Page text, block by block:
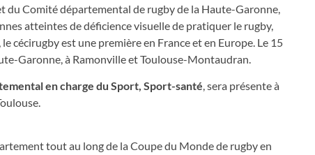
du Comité départemental de rugby de la Haute-Garonne,
atteintes de déficience visuelle de pratiquer le rugby,
cécirugby est une première en France et en Europe. Le 15
Garonne, à Ramonville et Toulouse-Montaudran.
en charge du Sport, Sport-santé, sera présente à
tout au long de la Coupe du Monde de rugby en